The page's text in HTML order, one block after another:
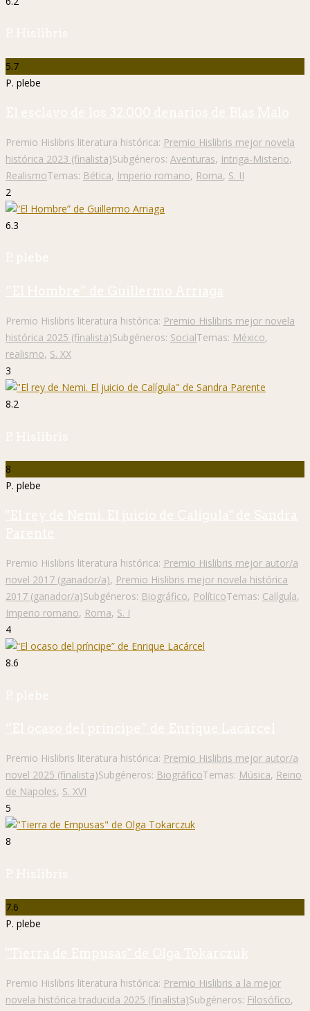
P. Hislibris
5.7
P. plebe
El esclavo de los 32.000 denarios de Blas Malo
Premio Hislibris literatura histórica: Premio Hislibris mejor novela
histórica 2023 (finalista)Subgéneros: Aventuras, Intriga-Misterio,
RealismoTemas: Bética, Imperio romano, Roma, S. II
2
6.3
P. plebe
“El Hombre” de Guillermo Arriaga
Premio Hislibris literatura histórica: Premio Hislibris mejor novela
histórica 2025 (finalista)Subgéneros: SocialTemas: México,
realismo, S. XX
3
8.2
P. Hislibris
8
P. plebe
"El rey de Nemi. El juicio de Calígula" de Sandra
Parente
Premio Hislibris literatura histórica: Premio Hislibris mejor autor/a
novel 2017 (ganador/a), Premio Hislibris mejor novela histórica
2017 (ganador/a)Subgéneros: Biográfico, PolíticoTemas: Calígula,
Imperio romano, Roma, S. I
4
8.6
P. plebe
“El ocaso del príncipe” de Enrique Lacárcel
Premio Hislibris literatura histórica: Premio Hislibris mejor autor/a
novel 2025 (finalista)Subgéneros: BiográficoTemas: Música, Reino
de Napoles, S. XVI
5
8
P. Hislibris
7.6
P. plebe
"Tierra de Empusas" de Olga Tokarczuk
Premio Hislibris literatura histórica: Premio Hislibris a la mejor
novela histórica traducida 2025 (finalista)Subgéneros: Filosófico,